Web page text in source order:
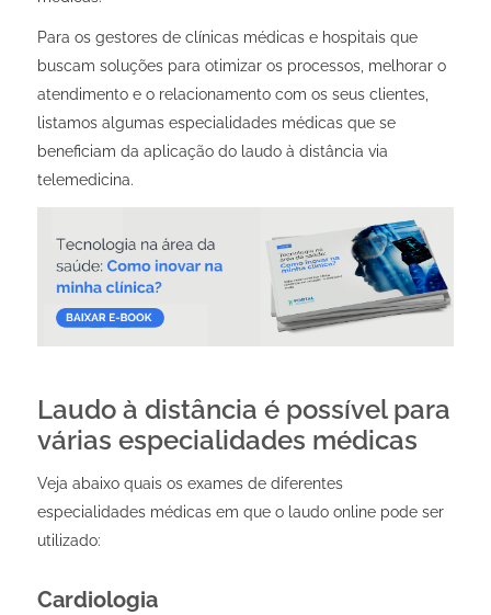
Para os gestores de clínicas médicas e hospitais que
buscam soluções para otimizar os processos, melhorar o
atendimento e o relacionamento com os seus clientes,
listamos algumas especialidades médicas que se
beneficiam da aplicação do laudo à distância via
telemedicina.
Laudo à distância é possível para
várias especialidades médicas
Veja abaixo quais os exames de diferentes
especialidades médicas em que o laudo online pode ser
utilizado:
Cardiologia